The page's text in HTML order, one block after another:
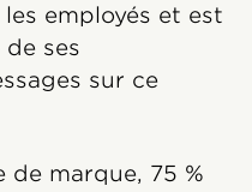
employés et est
ses
sur ce
de marque, 75 %